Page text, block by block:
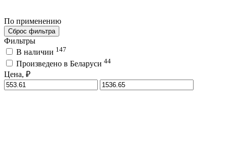
По применению
Сброс фильтра
Фильтры
В наличии 147
Произведено в Беларуси 44
Цена, ₽